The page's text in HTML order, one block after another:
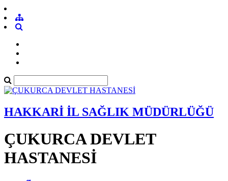
HAKKARİ İL SAĞLIK MÜDÜRLÜĞÜ
ÇUKURCA DEVLET
HASTANESİ